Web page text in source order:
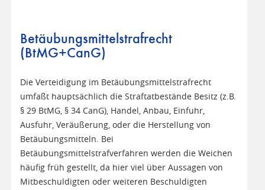
Betäubungsmittelstrafrecht
(BtMG+CanG)
Die Verteidigung im Betäubungsmittelstrafrecht
umfaßt hauptsächlich die Straftatbestände Besitz (z.B.
§ 29 BtMG, § 34 CanG), Handel, Anbau, Einfuhr,
Ausfuhr, Veräußerung, oder die Herstellung von
Betäubungsmitteln. Bei
Betäubungsmittelstrafverfahren werden die Weichen
häufig früh gestellt, da hier viel über Aussagen von
Mitbeschuldigten oder weiteren Beschuldigten